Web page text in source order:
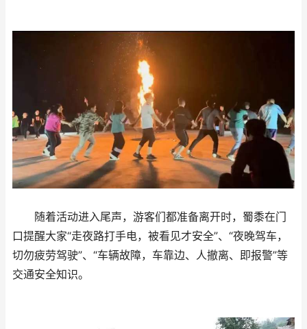
随着活动进入尾声，游客们都准备离开时，蜀黍在门
口提醒大家“走夜路打手电，被看见才安全”、“夜晚驾车，
切勿疲劳驾驶”、“车辆故障，车靠边、人撤离、即报警”等
交通安全知识。